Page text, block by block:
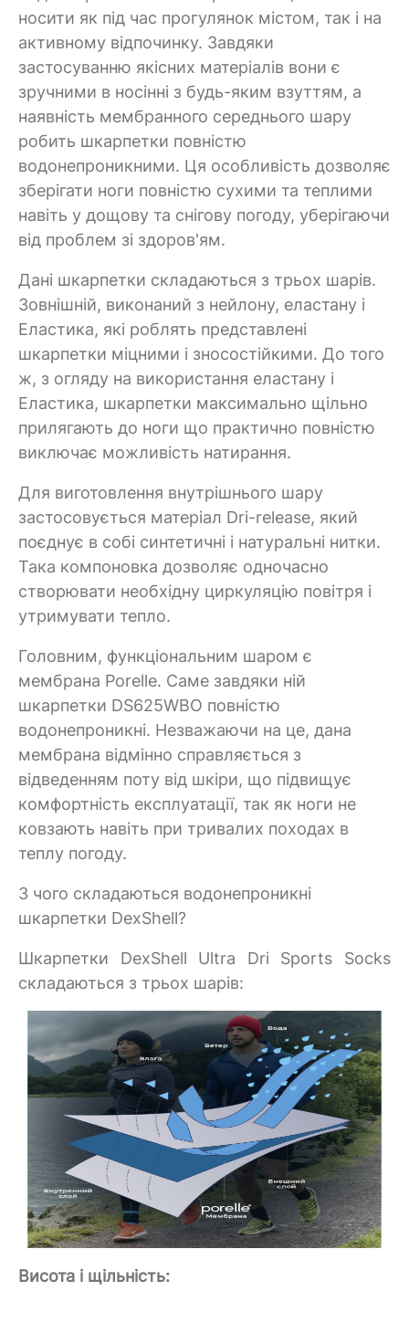
носити як під час прогулянок містом, так і на
активному відпочинку. Завдяки
застосуванню якісних матеріалів вони є
зручними в носінні з будь-яким взуттям, а
наявність мембранного середнього шару
робить шкарпетки повністю
водонепроникними. Ця особливість дозволяє
зберігати ноги повністю сухими та теплими
навіть у дощову та снігову погоду, уберігаючи
від проблем зі здоров'ям.
Дані шкарпетки складаються з трьох шарів.
Зовнішній, виконаний з нейлону, еластану і
Еластика, які роблять представлені
шкарпетки міцними і зносостійкими. До того
ж, з огляду на використання еластану і
Еластика, шкарпетки максимально щільно
прилягають до ноги що практично повністю
виключає можливість натирання.
Для виготовлення внутрішнього шару
застосовується матеріал Dri-release, який
поєднує в собі синтетичні і натуральні нитки.
Така компоновка дозволяє одночасно
створювати необхідну циркуляцію повітря і
утримувати тепло.
Головним, функціональним шаром є
мембрана Porelle. Саме завдяки ній
шкарпетки DS625WBO повністю
водонепроникні. Незважаючи на це, дана
мембрана відмінно справляється з
відведенням поту від шкіри, що підвищує
комфортність експлуатації, так як ноги не
ковзають навіть при тривалих походах в
теплу погоду.
З чого складаються водонепроникні
шкарпетки DexShell?
Шкарпетки DexShell Ultra Dri Sports Socks
складаються з трьох шарів:
Висота і щільність: